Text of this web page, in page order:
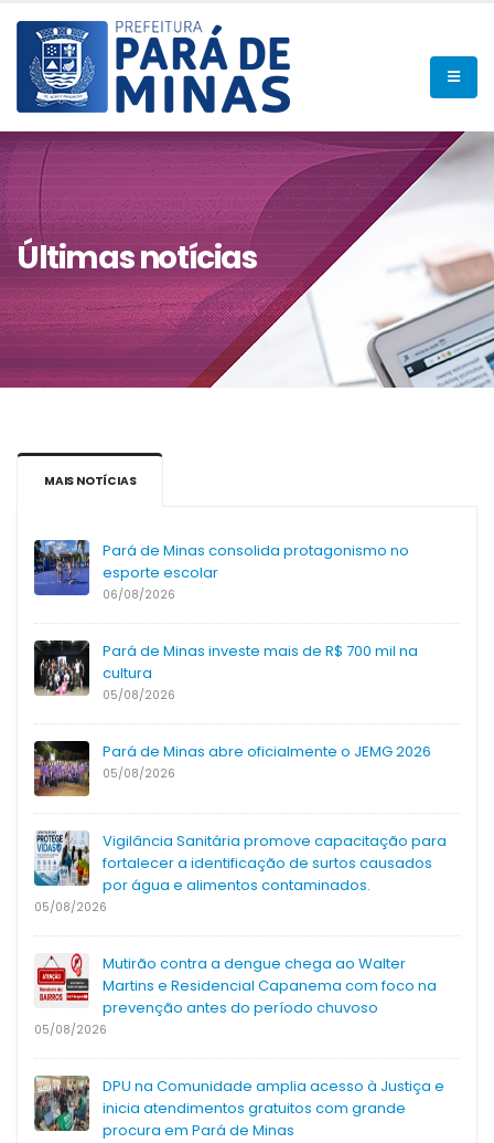
Últimas notícias
MAIS NOTÍCIAS
Pará de Minas consolida protagonismo no
esporte escolar
06/08/2026
Pará de Minas investe mais de R$ 700 mil na
cultura
05/08/2026
Pará de Minas abre oficialmente o JEMG 2026
05/08/2026
Vigilância Sanitária promove capacitação para
fortalecer a identificação de surtos causados
por água e alimentos contaminados.
05/08/2026
Mutirão contra a dengue chega ao Walter
Martins e Residencial Capanema com foco na
prevenção antes do período chuvoso
05/08/2026
DPU na Comunidade amplia acesso à Justiça e
inicia atendimentos gratuitos com grande
procura em Pará de Minas